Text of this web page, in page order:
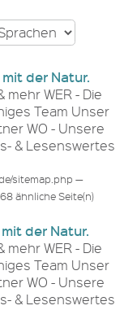
der Natur.
mehr WER - Die
Team Unser
WO - Unsere
& Lesenswertes
sitemap.php —
ähnliche Seite(n)
der Natur.
mehr WER - Die
Team Unser
WO - Unsere
& Lesenswertes